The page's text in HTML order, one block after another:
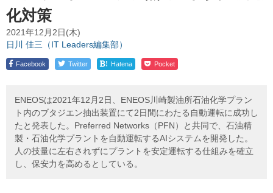
化対策
2021年12月2日(木)
日川 佳三（IT Leaders編集部）
Facebook Twitter ! Hatena Pocket
ENEOSは2021年12月2日、ENEOS川崎製油所石油化学プラン
ト内のブタジエン抽出装置にて2日間にわたる自動運転に成功し
たと発表した。Preferred Networks（PFN）と共同で、石油精
製・石油化学プラントを自動運転するAIシステムを開発した。
人の技量に左右されずにプラントを安定運転する仕組みを確立
し、保安力を高めるとしている。